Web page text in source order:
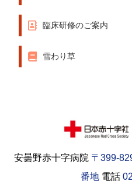
臨床研修のご案内
雪わり草
安曇野赤十字病院 〒399-
番地 電話